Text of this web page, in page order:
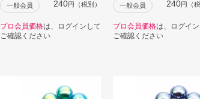
一般会員 240円（税別）
プロ会員価格は、ログインして
ご確認ください
一般会員 240円（税
プロ会員価格は、ログイ
ご確認ください